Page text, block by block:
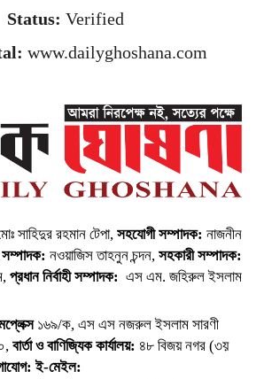
Status: Verified
www.dailyghoshana.com
সাহিদুর রহমান টেপা, সহযোগী সম্পাদক: নাজনীন
সম্পাদক: নওয়াজিস তাহনুন চন্দন, সহকারী সম্পাদক:
প্রধান নির্বাহী সম্পাদক: এস এম. জহিরুল ইসলাম
১৬৯/ক, এস এস নজরুল ইসলাম সারণী
বার্তা ও বাণিজ্যিক কার্যালয়: ৪৮ বিজয় নগর (৩য়
ই-মেইল: